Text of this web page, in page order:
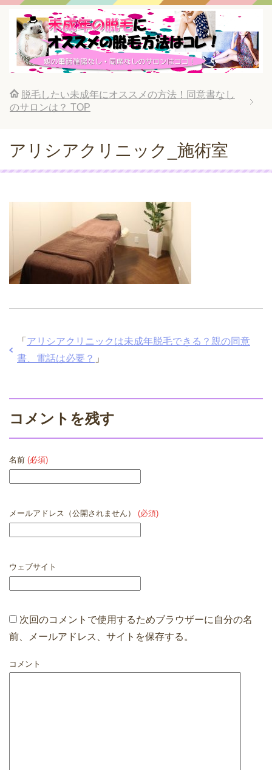
脱毛したい未成年にオススメの方法！同意書なし
のサロンは？ TOP
アリシアクリニック_施術室
「 アリシアクリニックは未成年脱毛できる？親の同意
書、電話は必要？ 」
コメントを残す
名前 (必須)
メールアドレス（公開されません） (必須)
ウェブサイト
次回のコメントで使用するためブラウザーに自分の名
前、メールアドレス、サイトを保存する。
コメント